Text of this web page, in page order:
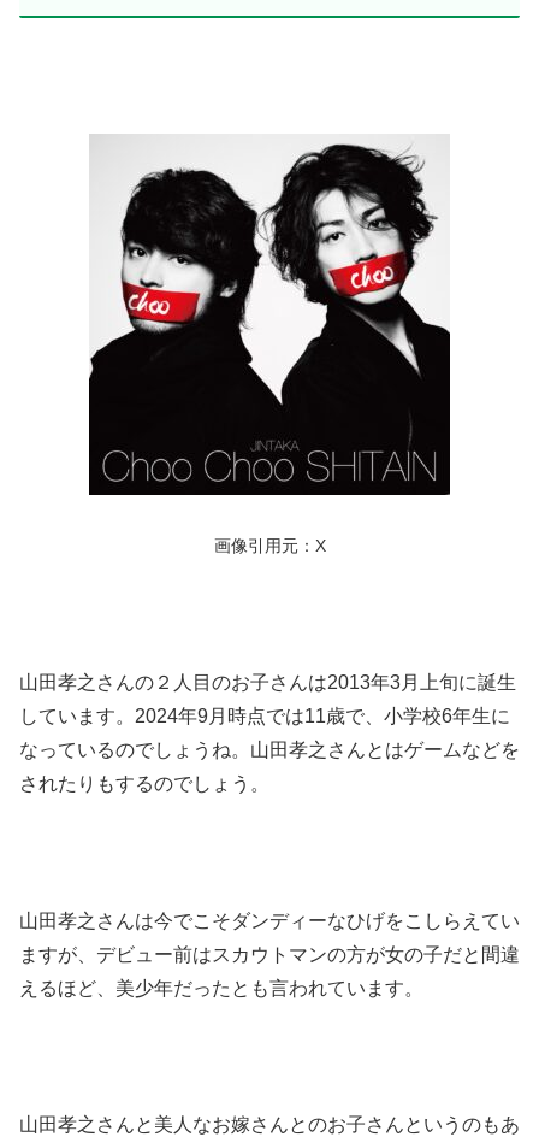
画像引用元：X
山田孝之さんの２人目のお子さんは2013年3月上旬に誕生
しています。2024年9月時点では11歳で、小学校6年生に
なっているのでしょうね。山田孝之さんとはゲームなどを
されたりもするのでしょう。
山田孝之さんは今でこそダンディーなひげをこしらえてい
ますが、デビュー前はスカウトマンの方が女の子だと間違
えるほど、美少年だったとも言われています。
山田孝之さんと美人なお嫁さんとのお子さんというのもあ